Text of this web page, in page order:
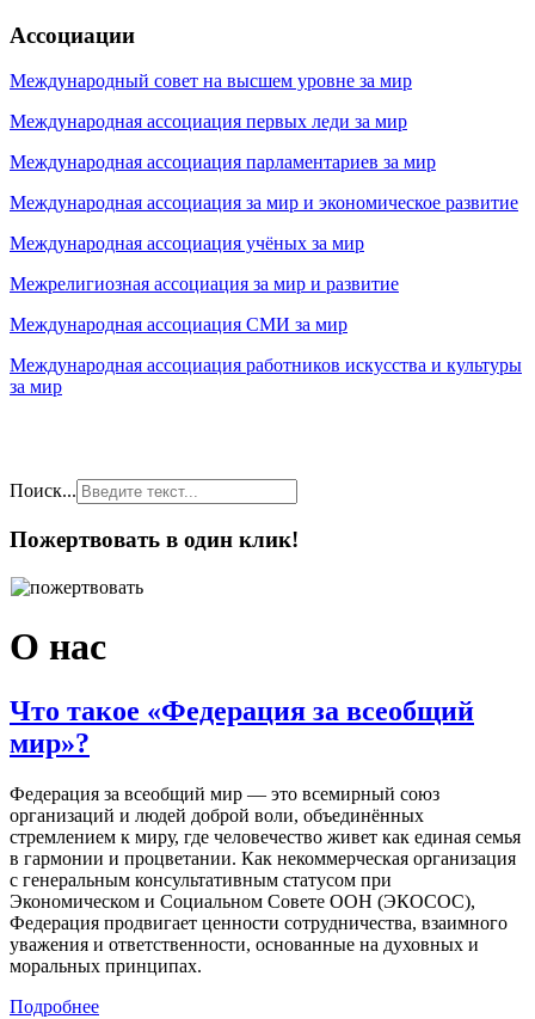
Ассоциации
Международный совет на высшем уровне за мир
Международная ассоциация первых леди за мир
Международная ассоциация парламентариев за мир
Международная ассоциация за мир и экономическое развитие
Международная ассоциация учёных за мир
Межрелигиозная ассоциация за мир и развитие
Международная ассоциация СМИ за мир
Международная ассоциация работников искусства и культуры
за мир
Поиск...
Пожертвовать в один клик!
О нас
Что такое «Федерация за всеобщий
мир»?
Федерация за всеобщий мир — это всемирный союз
организаций и людей доброй воли, объединённых
стремлением к миру, где человечество живет как единая семья
в гармонии и процветании. Как некоммерческая организация
с генеральным консультативным статусом при
Экономическом и Социальном Совете ООН (ЭКОСОС),
Федерация продвигает ценности сотрудничества, взаимного
уважения и ответственности, основанные на духовных и
моральных принципах.
Подробнее